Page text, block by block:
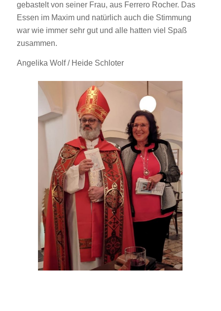
gebastelt von seiner Frau, aus Ferrero Rocher. Das
Essen im Maxim und natürlich auch die Stimmung
war wie immer sehr gut und alle hatten viel Spaß
zusammen.
Angelika Wolf / Heide Schloter